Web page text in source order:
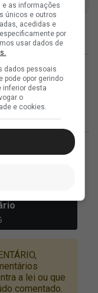
e as informações
únicos e outros
acedidas e
por
usar dados de
dados pessoais
pode opor gerindo
inferior desta
o
e cookies.